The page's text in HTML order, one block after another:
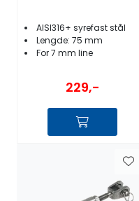
AISI316+ syrefast stål
Lengde: 75 mm
For 7 mm line
229,-